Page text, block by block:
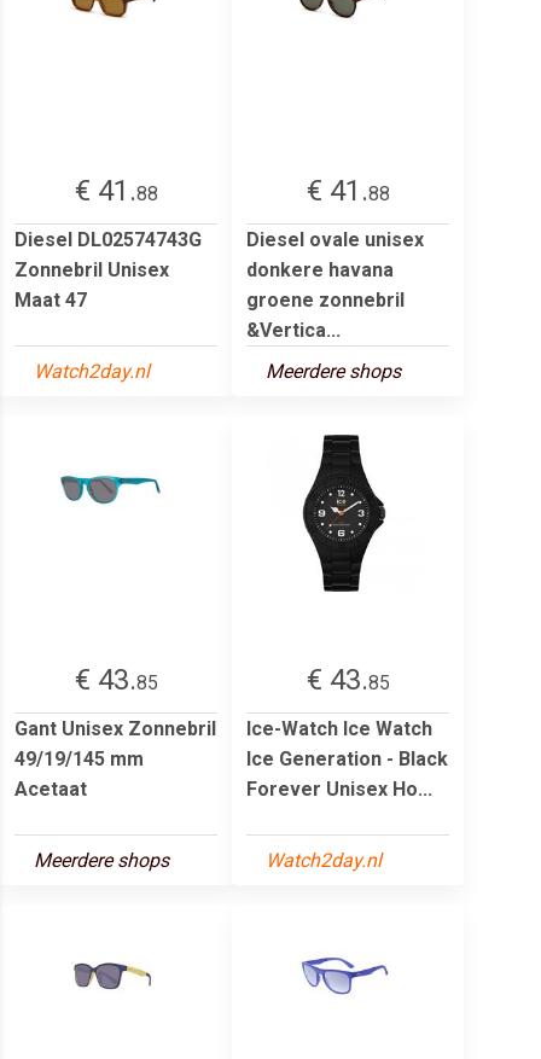
€ 41.88
Diesel DL02574743G
Zonnebril Unisex
Maat 47
Watch2day.nl
€ 41.88
Diesel ovale unisex
donkere havana
groene zonnebril
&Vertica...
Meerdere shops
€ 43.85
Gant Unisex Zonnebril
49/19/145 mm
Acetaat
Meerdere shops
€ 43.85
Ice-Watch Ice Watch
Ice Generation - Black
Forever Unisex Ho...
Watch2day.nl